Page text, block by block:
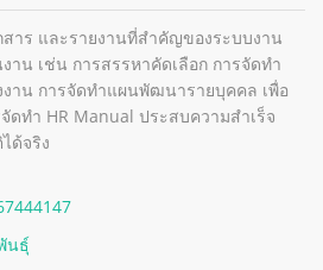
าร และรายงานที่สำคัญของระบบงาน
าน เช่น การสรรหาคัดเลือก การจัดทำ
าน การจัดทำแผนพัฒนารายบุคคล เพื่อ
ทำ HR Manual ประสบความสำเร็จ
ด้จริง
นธุ์